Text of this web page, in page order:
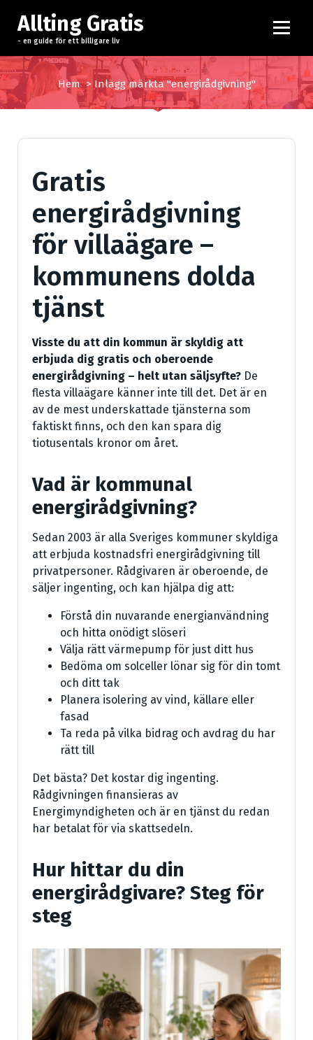
p
a
t
i
Allting Gratis
- en guide för ett billigare liv
Hem> Inlägg märkta "energirådgivning"
Gratis
energirådgivning
för villaägare –
kommunens dolda
tjänst
Visste du att din kommun är skyldig att
erbjuda dig gratis och oberoende
energirådgivning – helt utan säljsyfte? De
flesta villaägare känner inte till det. Det är en
av de mest underskattade tjänsterna som
faktiskt finns, och den kan spara dig
tiotusentals kronor om året.
Vad är kommunal
energirådgivning?
Sedan 2003 är alla Sveriges kommuner skyldiga
att erbjuda kostnadsfri energirådgivning till
privatpersoner. Rådgivaren är oberoende, de
säljer ingenting, och kan hjälpa dig att:
Förstå din nuvarande energianvändning
och hitta onödigt slöseri
Välja rätt värmepump för just ditt hus
Bedöma om solceller lönar sig för din tomt
och ditt tak
Planera isolering av vind, källare eller
fasad
Ta reda på vilka bidrag och avdrag du har
rätt till
Det bästa? Det kostar dig ingenting.
Rådgivningen finansieras av
Energimyndigheten och är en tjänst du redan
har betalat för via skattsedeln.
Hur hittar du din
energirådgivare? Steg för
steg